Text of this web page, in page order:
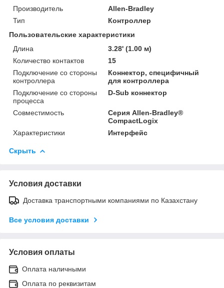
Производитель
Allen-Bradley
Тип
Контроллер
Пользовательские характеристики
Длина
3.28' (1.00 м)
Количество контактов
15
Подключение со стороны
контроллера
Коннектор, специфичный
для контроллера
Подключение со стороны
процесса
D-Sub коннектор
Совместимость
Серия Allen-Bradley®
CompactLogix
Характеристики
Интерфейс
Скрыть
Условия доставки
Доставка транспортными компаниями по Казахстану
Все условия доставки
Условия оплаты
Оплата наличными
Оплата по реквизитам